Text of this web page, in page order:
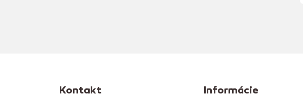
Kontakt Informácie